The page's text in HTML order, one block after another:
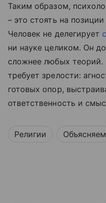
Таким образом,
– это стоять на
Человек не делегирует
ни науке целиком. Он
сложнее любых теорий.
требует зрелости:
готовых опор,
ответственность и
Религии Объясняем